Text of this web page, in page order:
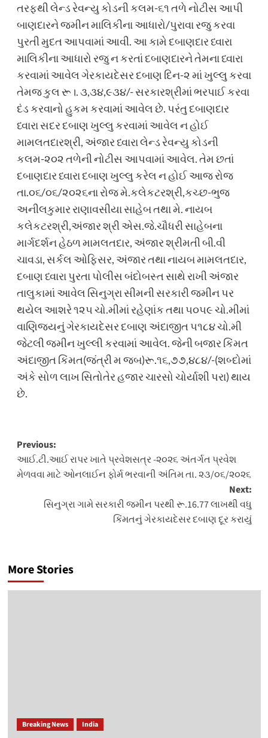
તરફથી લેન્ડ રેવન્યુ કોડની કલમ-૬૧ તળે નોટીસ આપી
બાણદારને જમીન માલિકીના આધારો/પુરાવા રજુ કરવા
પુરતી મુદત આપવામાં આવી. આ કામે દબાણદાર ધ્વારા
માલિકીના આધારો રજુ ન કરતાં દબાણદારને તેમના ધ્વારા
કરવામાં આવેલ ગેરકાયદેસર દબાણ દિન-૨ માં ખુલ્લુ કરવા
તેમજ કુલ રૂ।. ૩,૩૪,૯૩૪/- સરકારશ્રીમાં ભરપાઈ કરવા
દંડ કરવાનો હુકમ કરવામાં આવેલ છે. પરંતુ દબાણદાર
ધ્વારા સદર દબાણ ખુલ્લુ કરવામાં આવેલ ન હોઈ
મામલતદારશ્રી, અંજાર ધ્વારા લેન્ડ રેવન્યુ કોડની
કલમ-૨૦૨ તળેની નોટીસ આપવામાં આવેલ. તેમ છતાં
દબાણદાર ધ્વારા દબાણ ખુલ્લુ કરેલ ન હોઈ આજ રોજ
તા.૦૬/૦૬/૨૦૨૬ના રોજ મે.કલેકટરશ્રી,કચ્છ-ભુજ
અનીલકુમાર રાણાવસીયા સાહેબ તથા મે. નાયબ
કલેકટરશ્રી,અંજાર શ્રી એસ.જે.ચૌધરી સાહેબના
માર્ગદર્શન હેઠળ મામલતદાર, અંજાર શ્રીમતી બી.વી
ચાવડા, સર્કલ ઓફિસર, અંજાર તથા નાયબ મામલતદાર,
દબાણ ધ્વારા પુરતા પોલીસ બંદોબસ્ત સાથે રાખી અંજાર
તાલુકામાં આવેલ સિનુગ્રા સીમની સરકારી જમીન પર
થયેલ આશરે ૧૨૫ ચો.મીમાં રહેણાંક તથા ૫૦૫૯ ચો.મીમાં
વાણિજ્યનું ગેરકાયદેસર દબાણ અંદાજીત ૫૧૮૪ ચો.મી
જેટલી જમીન ખુલ્લી કરવામાં આવેલ. જેની બજાર કિંમત
અંદાજીત કિંમત(જંત્રી મ જબ)રૂ.૧૬,૭૭,૪૮૪/-(શબ્દોમાં
અંકે સોળ લાખ સિતોતેર હજાર ચારસો ચોર્યાશી પરા) થાય
છે.
Post
navigation
Previous:
આઈ.ટી.આઈ રાપર ખાતે પ્રવેશસત્ર -૨૦૨૬ અંતર્ગત પ્રવેશ
મેળવવા માટે ઓનલાઈન ફોર્મ ભરવાની અંતિમ તા. ૨૩/૦૬/૨૦૨૬
Next:
સિનુગ્રા ગામે સરકારી જમીન પરથી રૂ.16.77 લાખથી વધુ
કિંમતનું ગેરકાયદેસર દબાણ દૂર કરાયું
More Stories
Breaking News India